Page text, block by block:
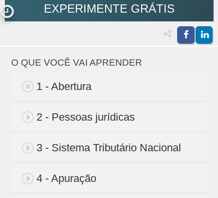
EXPERIMENTE GRÁTIS
O QUE VOCÊ VAI APRENDER
1 - Abertura
2 - Pessoas jurídicas
3 - Sistema Tributário Nacional
4 - Apuração